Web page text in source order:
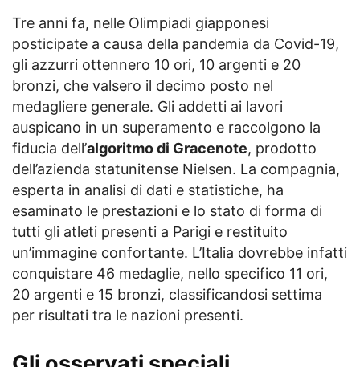
Tre anni fa, nelle Olimpiadi giapponesi
posticipate a causa della pandemia da Covid-19,
gli azzurri ottennero 10 ori, 10 argenti e 20
bronzi, che valsero il decimo posto nel
medagliere generale. Gli addetti ai lavori
auspicano in un superamento e raccolgono la
fiducia dell’algoritmo di Gracenote, prodotto
dell’azienda statunitense Nielsen. La compagnia,
esperta in analisi di dati e statistiche, ha
esaminato le prestazioni e lo stato di forma di
tutti gli atleti presenti a Parigi e restituito
un’immagine confortante. L’Italia dovrebbe infatti
conquistare 46 medaglie, nello specifico 11 ori,
20 argenti e 15 bronzi, classificandosi settima
per risultati tra le nazioni presenti.